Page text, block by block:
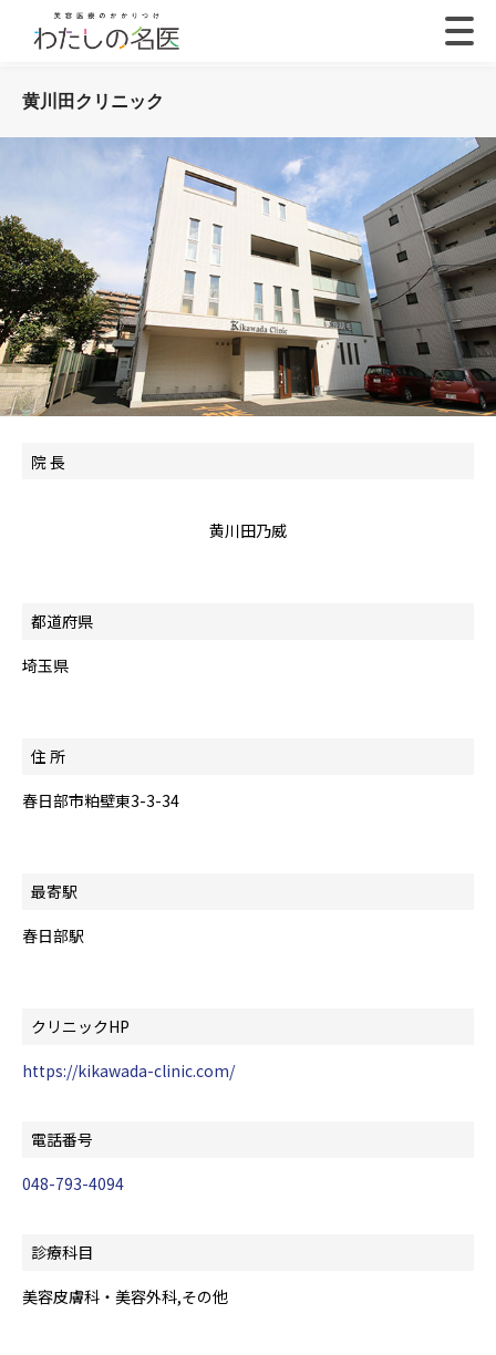
黄川田クリニック
院 長
黄川田乃威
都道府県
埼玉県
住 所
春日部市粕壁東3-3-34
最寄駅
春日部駅
クリニックHP
https://kikawada-clinic.com/
電話番号
048-793-4094
診療科目
美容皮膚科・美容外科,その他